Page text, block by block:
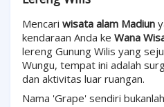
Mencari wisata alam Madiun
kendaraan Anda ke Wana
lereng Gunung Wilis yang
Wungu, tempat ini adalah
dan aktivitas luar ruangan.
Nama 'Grape' sendiri